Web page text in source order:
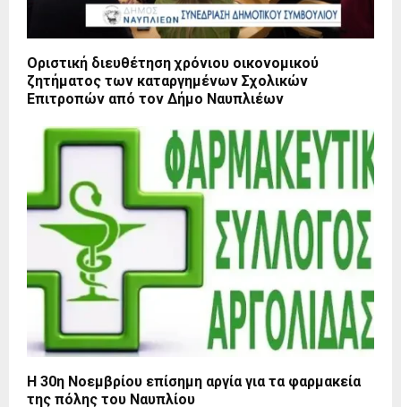
Οριστική διευθέτηση χρόνιου οικονομικού
ζητήματος των καταργημένων Σχολικών
Επιτροπών από τον Δήμο Ναυπλιέων
Η 30η Νοεμβρίου επίσημη αργία για τα φαρμακεία
της πόλης του Ναυπλίου